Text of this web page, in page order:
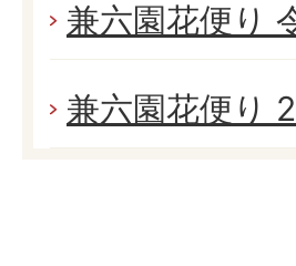
兼六園花便り
兼六園花便り